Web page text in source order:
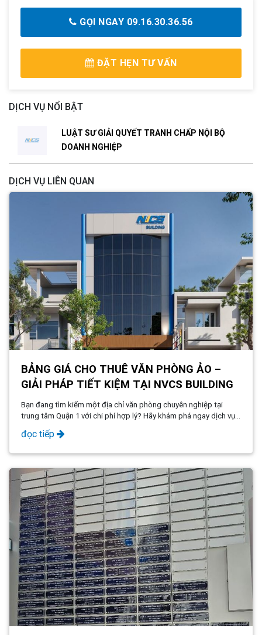
GỌI NGAY 09.16.30.36.56
ĐẶT HẸN TƯ VẤN
DỊCH VỤ NỔI BẬT
LUẬT SƯ GIẢI QUYẾT TRANH CHẤP NỘI BỘ
DOANH NGHIỆP
DỊCH VỤ LIÊN QUAN
BẢNG GIÁ CHO THUÊ VĂN PHÒNG ẢO –
GIẢI PHÁP TIẾT KIỆM TẠI NVCS BUILDING
Bạn đang tìm kiếm một địa chỉ văn phòng chuyên nghiệp tại
trung tâm Quận 1 với chi phí hợp lý? Hãy khám phá ngay dịch vụ
văn phòng ảo tại NVCS Building với chỉ 7 triệu/năm, giúp bạn sở
hữu địa chỉ kinh doanh đẳng cấp, đầy đủ pháp lý mà không tốn
đọc tiếp